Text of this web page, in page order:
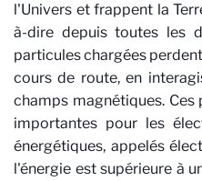
l'Univers et frappent la
à-dire depuis toutes les
particules chargées
cours de route, en
champs magnétiques.
importantes pour les
énergétiques, appelés
l'énergie est supérieure à